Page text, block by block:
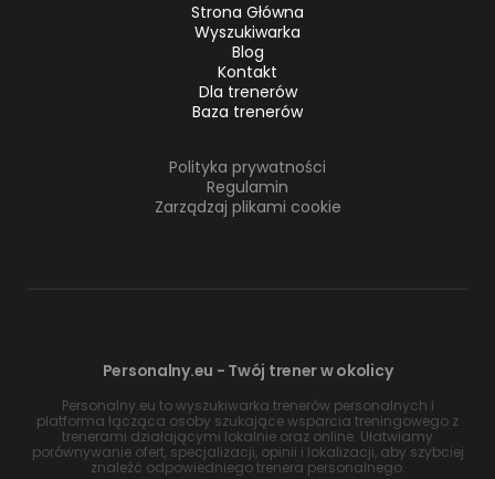
Strona Główna
Wyszukiwarka
Blog
Kontakt
Dla trenerów
Baza trenerów
Polityka prywatności
Regulamin
Zarządzaj plikami cookie
Personalny.eu - Twój trener w okolicy
Personalny.eu to wyszukiwarka trenerów personalnych i
platforma łącząca osoby szukające wsparcia treningowego z
trenerami działającymi lokalnie oraz online. Ułatwiamy
porównywanie ofert, specjalizacji, opinii i lokalizacji, aby szybciej
znaleźć odpowiedniego trenera personalnego.